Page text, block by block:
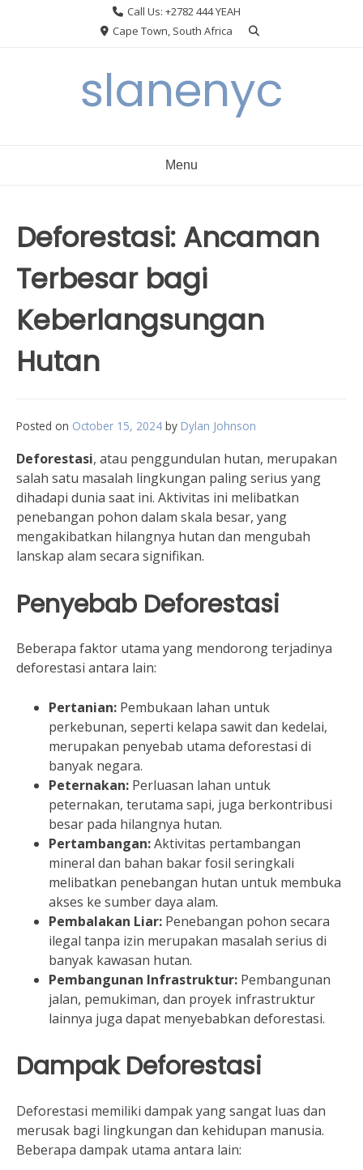
Call Us: +2782 444 YEAH
Cape Town, South Africa
slanenyc
Menu
Deforestasi: Ancaman
Terbesar bagi
Keberlangsungan
Hutan
Posted on October 15, 2024 by Dylan Johnson
Deforestasi, atau penggundulan hutan, merupakan
salah satu masalah lingkungan paling serius yang
dihadapi dunia saat ini. Aktivitas ini melibatkan
penebangan pohon dalam skala besar, yang
mengakibatkan hilangnya hutan dan mengubah
lanskap alam secara signifikan.
Penyebab Deforestasi
Beberapa faktor utama yang mendorong terjadinya
deforestasi antara lain:
Pertanian: Pembukaan lahan untuk
perkebunan, seperti kelapa sawit dan kedelai,
merupakan penyebab utama deforestasi di
banyak negara.
Peternakan: Perluasan lahan untuk
peternakan, terutama sapi, juga berkontribusi
besar pada hilangnya hutan.
Pertambangan:Aktivitas pertambangan
mineral dan bahan bakar fosil seringkali
melibatkan penebangan hutan untuk membuka
akses ke sumber daya alam.
Pembalakan Liar: Penebangan pohon secara
ilegal tanpa izin merupakan masalah serius di
banyak kawasan hutan.
Pembangunan Infrastruktur: Pembangunan
jalan, pemukiman, dan proyek infrastruktur
lainnya juga dapat menyebabkan deforestasi.
Dampak Deforestasi
Deforestasi memiliki dampak yang sangat luas dan
merusak bagi lingkungan dan kehidupan manusia.
Beberapa dampak utama antara lain: